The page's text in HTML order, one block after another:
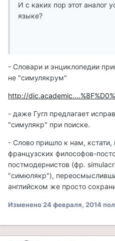
И с каких пор этот аналог
языке?
- Словари и энциклопедии
не "симулякрум"
http://
- даже Гугл предлагает
"симулякр" при поиске.
- Слово пришло к нам, кстати,
французских философов-
постмодернистов (фр.
"симюлякр"),
английском же просто
Изменено24 февраля, 2014